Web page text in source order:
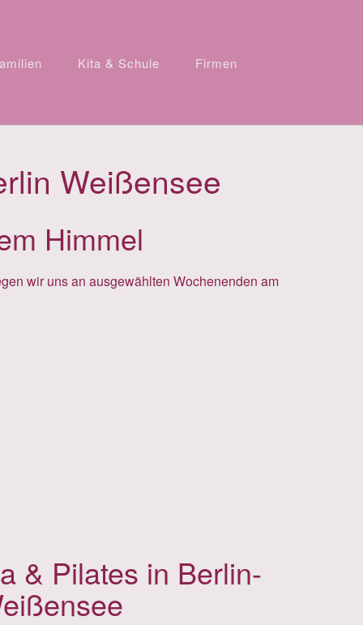
Kita & Schule Firmen
Weißensee
Himmel
wir uns an ausgewählten Wochenenden am
& Pilates in Berlin-